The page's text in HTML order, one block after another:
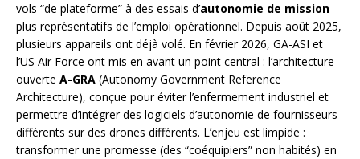
vols “de plateforme” à des essais d’autonomie de mission
plus représentatifs de l’emploi opérationnel. Depuis août 2025,
plusieurs appareils ont déjà volé. En février 2026, GA-ASI et
l’US Air Force ont mis en avant un point central : l’architecture
ouverte A-GRA (Autonomy Government Reference
Architecture), conçue pour éviter l’enfermement industriel et
permettre d’intégrer des logiciels d’autonomie de fournisseurs
différents sur des drones différents. L’enjeu est limpide :
transformer une promesse (des “coéquipiers” non habités) en